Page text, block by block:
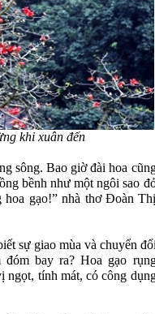
khi xuân đến
sông. Bao giờ đài hoa
bềnh như một ngôi sao
gạo!” nhà thơ Đoàn Thị
sự giao mùa và chuyển
bay ra? Hoa gạo
ngọt, tính mát, có công